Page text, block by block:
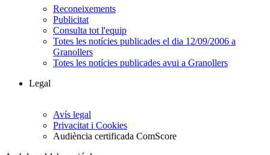
Reconeixements
Publicitat
Consulta tot l'equip
Totes les notícies publicades el dia 12/09/2006 a
Granollers
Totes les notícies publicades avui a Granollers
Legal
Avís legal
Privacitat i Cookies
Audiència certificada ComScore